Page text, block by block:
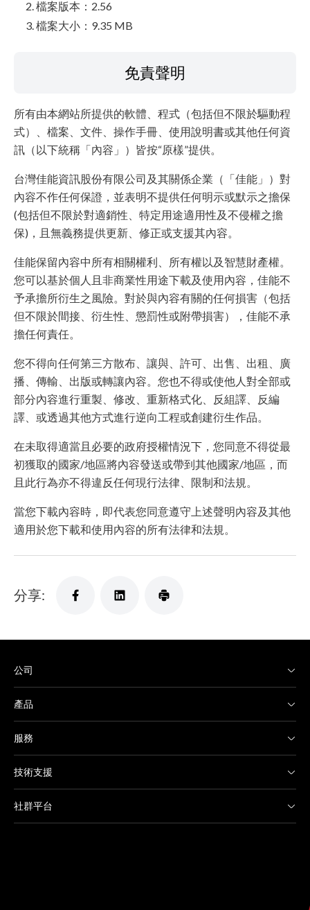
檔案版本：2.56
檔案大小：9.35 MB
免責聲明
所有由本網站所提供的軟體、程式（包括但不限於驅動程
式）、檔案、文件、操作手冊、使用說明書或其他任何資
訊（以下統稱「內容」）皆按“原樣”提供。
台灣佳能資訊股份有限公司及其關係企業（「佳能」）對
內容不作任何保證，並表明不提供任何明示或默示之擔保
(包括但不限於對適銷性、特定用途適用性及不侵權之擔
保)，且無義務提供更新、修正或支援其內容。
佳能保留內容中所有相關權利、所有權以及智慧財產權。
您可以基於個人且非商業性用途下載及使用內容，佳能不
予承擔所衍生之風險。對於與內容有關的任何損害（包括
但不限於間接、衍生性、懲罰性或附帶損害），佳能不承
擔任何責任。
您不得向任何第三方散布、讓與、許可、出售、出租、廣
播、傳輸、出版或轉讓內容。您也不得或使他人對全部或
部分內容進行重製、修改、重新格式化、反組譯、反編
譯、或透過其他方式進行逆向工程或創建衍生作品。
在未取得適當且必要的政府授權情況下，您同意不得從最
初獲取的國家/地區將內容發送或帶到其他國家/地區，而
且此行為亦不得違反任何現行法律、限制和法規。
當您下載內容時，即代表您同意遵守上述聲明內容及其他
適用於您下載和使用內容的所有法律和法規。
分享:
公司
產品
服務
技術支援
社群平台